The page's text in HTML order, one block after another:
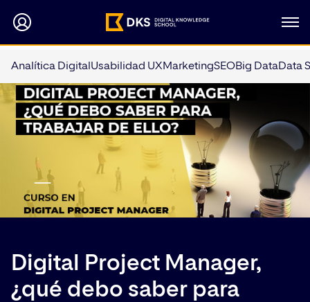
Analítica Digital Usabilidad UXMarketingSEOBig DataData
Digital Project Manager,
¿qué debo saber para